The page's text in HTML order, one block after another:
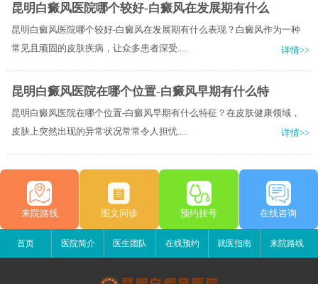
昆明白癜风医院哪个较好-白癜风在发展期有什么
昆明白癜风医院哪个较好-白癜风在发展期有什么表现？白癜风作为一种
常见且顽固的皮肤疾病，让众多患者深受.....
详情>>
昆明白癜风医院在哪个位置-白癜风早期有什么特
昆明白癜风医院在哪个位置-白癜风早期有什么特征？在皮肤健康领域，
皮肤上突然出现的异常状况常常令人担忧.....
详情>>
来院路线 图文问诊 预约挂号 在线咨询
首页 医院简介 医生团队 在线预约 就医指南 来院路线